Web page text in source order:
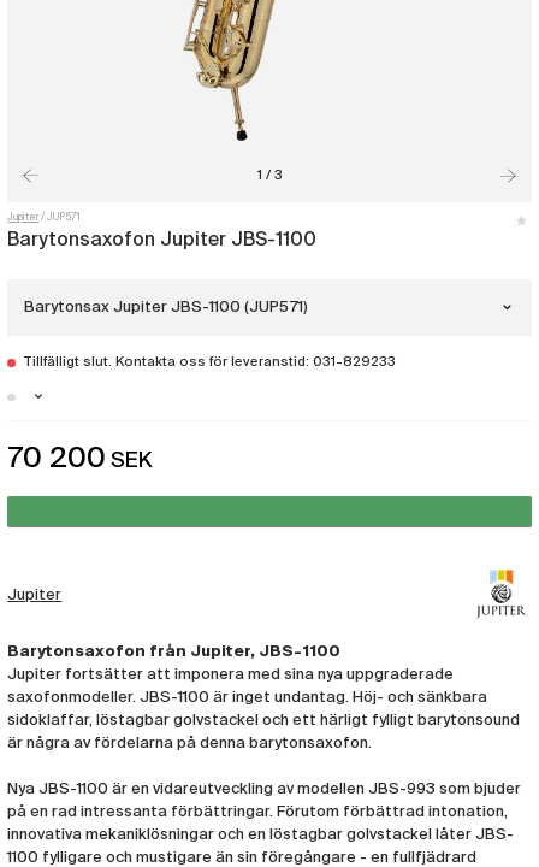
1 / 3
Jupiter JUP571
Barytonsaxofon Jupiter JBS-1100
Barytonsax Jupiter JBS-1100 (JUP571)
Barytonsax Jupiter JBS-1100SG
Tillfälligt slut. Kontakta oss för leveranstid: 031-829233
Göteborg - Just nu slut i lager
70 200 SEK
Jupiter
Barytonsaxofon från Jupiter, JBS-1100
Jupiter fortsätter att imponera med sina nya uppgraderade
saxofonmodeller. JBS-1100 är inget undantag. Höj- och sänkbara
sidoklaffar, löstagbar golvstackel och ett härligt fylligt barytonsound
är några av fördelarna på denna barytonsaxofon.
Nya JBS-1100 är en vidareutveckling av modellen JBS-993 som bjuder
på en rad intressanta förbättringar. Förutom förbättrad intonation,
innovativa mekaniklösningar och en löstagbar golvstackel låter JBS-
1100 fylligare och mustigare än sin föregångare - en fullfjädrard